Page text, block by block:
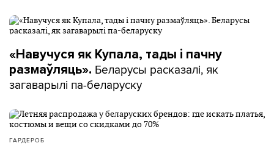
«Навучуся як Купала, тады і пачну
размаўляць». Беларусы расказалі, як
загаварылі па-беларуску
ГАРДЕРОБ